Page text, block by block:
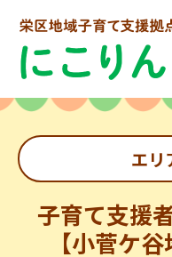
エリ
子育て支援
【小菅ケ